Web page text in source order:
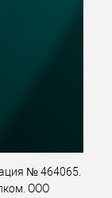
№ 464065.
ООО